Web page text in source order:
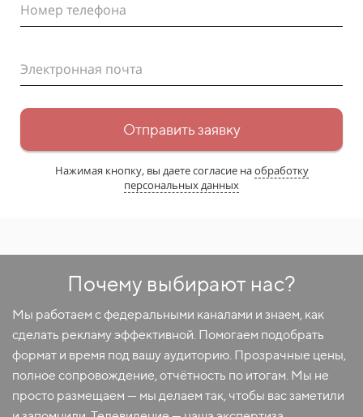
Номер телефона
Электронная почта
Отправить заявку
Нажимая кнопку, вы даете согласие наобработку
персональных данных
Почему выбирают нас?
Мы работаем с федеральными каналами и знаем, как
сделать рекламу эффективной. Помогаем подобрать
формат и время под вашу аудиторию. Прозрачные цены,
полное сопровождение, отчётность по итогам. Мы не
просто размещаем — мы делаем так, чтобы вас заметили